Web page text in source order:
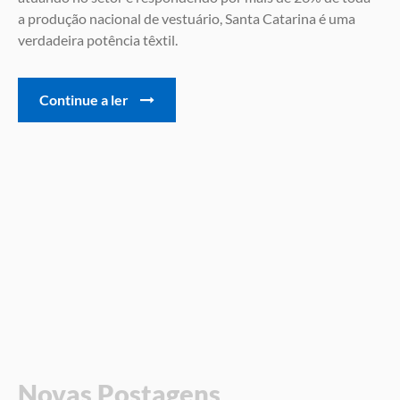
a produção nacional de vestuário, Santa Catarina é uma
verdadeira potência têxtil.
Continue a ler
Novas Postagens